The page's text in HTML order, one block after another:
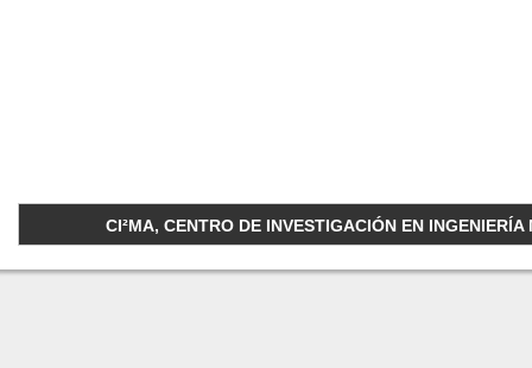
CI²MA, CENTRO DE INVESTIGACIÓN EN